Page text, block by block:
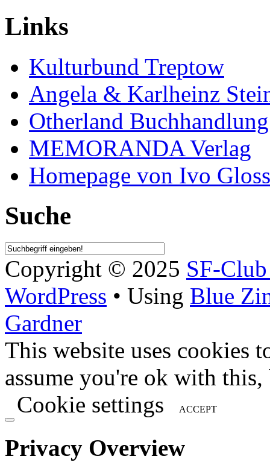
Links
Kulturbund Treptow
Angela & Karlheinz
Otherland
MEMORANDA Verlag
Homepage von Ivo Gloss
Suche
Copyright © 2025 SF-
WordPress • Using Blue
Gardner
This website uses cookies
assume you're ok with
Cookie settings
ACCEPT
Privacy Overview